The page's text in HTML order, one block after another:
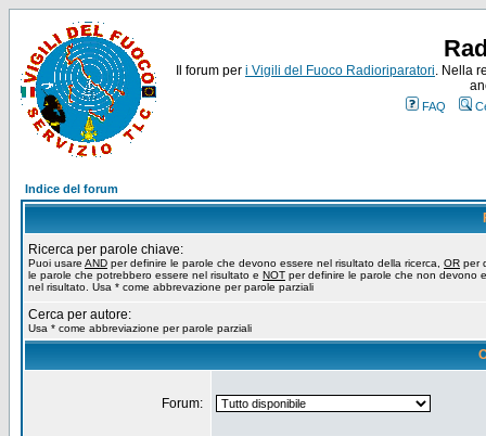
Il forum per i Vigili del Fuoco Radioriparatori. Nella
FAQ
Indice del forum
Ricerca per parole chiave:
Puoi usare AND per definire le parole che devono essere nel risultato della ricerca, OR per
le parole che potrebbero essere nel risultato e NOT per definire le parole che non devono
nel risultato. Usa * come abbrevazione per parole parziali
Cerca per autore:
Usa * come abbreviazione per parole parziali
Forum: